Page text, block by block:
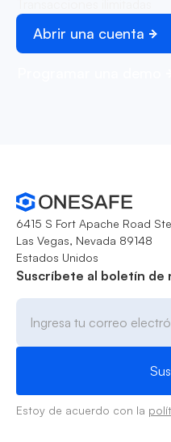
Abrir una cuenta
6415 S Fort Apache Road
Las Vegas, Nevada 89148
Estados Unidos
Suscríbete al boletín de
Estoy de acuerdo con la